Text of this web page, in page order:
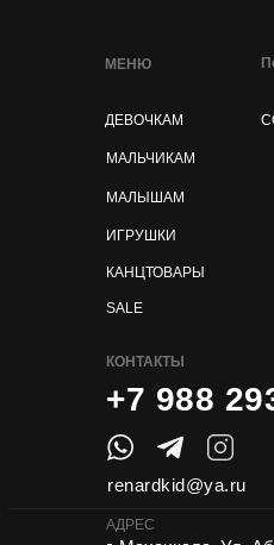
МЕНЮ
ДЕВОЧКАМ
МАЛЬЧИКАМ
МАЛЫШАМ
ИГРУШКИ
КАНЦТОВАРЫ
КОНТАКТЫ
+7 988
renardkid@ya.ru
АДРЕС
SALE